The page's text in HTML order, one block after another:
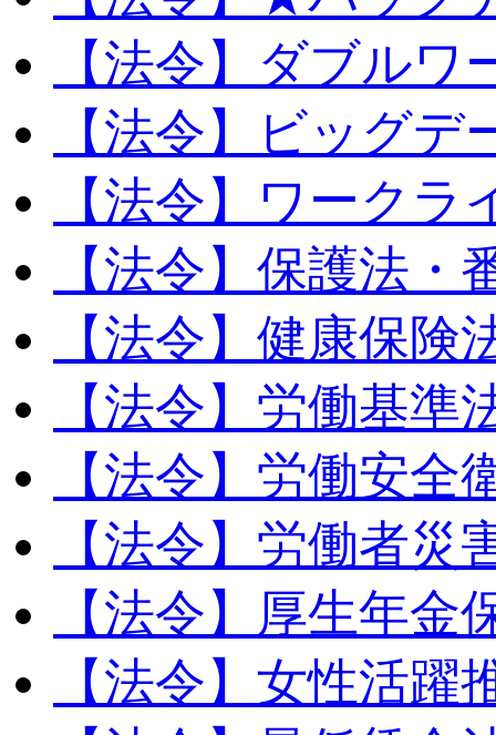
【法令】ダブルワ
【法令】ビッグデ
【法令】ワークラ
【法令】保護法・
【法令】健康保険
【法令】労働基準
【法令】労働安全
【法令】労働者災
【法令】厚生年金
【法令】女性活躍